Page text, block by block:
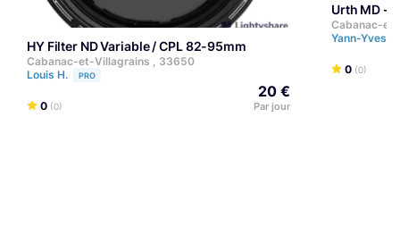
HY Filter ND Variable / CPL 82-95mm
Cabanac-et-Villagrains , 33650
Louis H.
PRO
0 (0)
20 €
Par jour
Urth MD -
Cabanac-
Yann-Yves
0 (0)